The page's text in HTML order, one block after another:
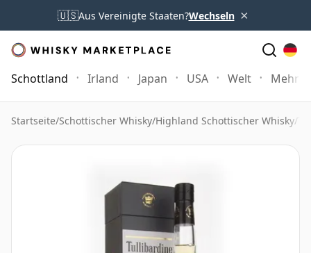
🇺🇸Aus Vereinigte Staaten?Wechseln ×
Schottland Irland Japan USA Welt Mehr
Startseite/Schottischer Whisky/Highland Schottischer Whisky/